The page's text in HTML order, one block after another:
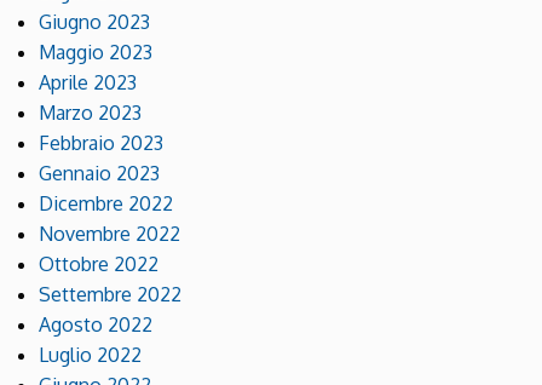
Giugno 2023
Maggio 2023
Aprile 2023
Marzo 2023
Febbraio 2023
Gennaio 2023
Dicembre 2022
Novembre 2022
Ottobre 2022
Settembre 2022
Agosto 2022
Luglio 2022